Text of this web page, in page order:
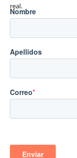
real.